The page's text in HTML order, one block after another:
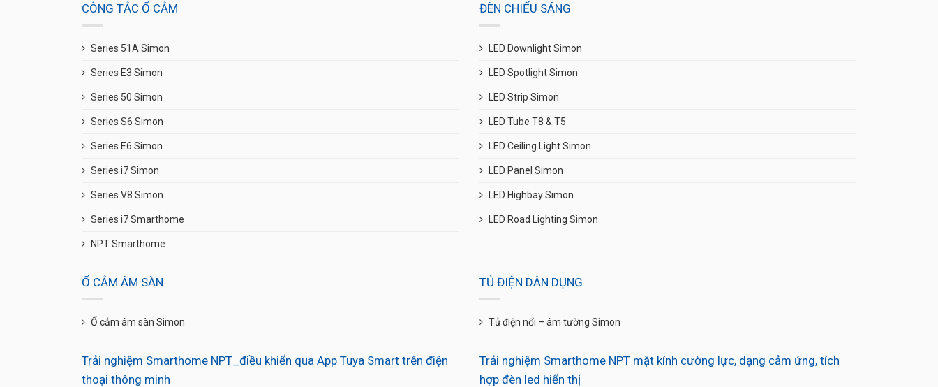
CÔNG TẮC Ổ CẮM
Series 51A Simon
Series E3 Simon
Series 50 Simon
Series S6 Simon
Series E6 Simon
Series i7 Simon
Series V8 Simon
Series i7 Smarthome
NPT Smarthome
ĐÈN CHIẾU SÁNG
LED Downlight Simon
LED Spotlight Simon
LED Strip Simon
LED Tube T8 & T5
LED Ceiling Light Simon
LED Panel Simon
LED Highbay Simon
LED Road Lighting Simon
Ổ CẮM ÂM SÀN
Ổ cắm âm sàn Simon
TỦ ĐIỆN DÂN DỤNG
Tủ điện nổi – âm tường Simon
Trải nghiệm Smarthome NPT_điều khiển qua App Tuya Smart trên điện
thoại thông minh
Trải nghiệm Smarthome NPT mặt kính cường lực, dạng cảm ứng, tích
hợp đèn led hiển thị